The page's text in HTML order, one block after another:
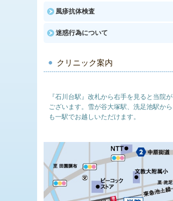
風疹抗体検査
迷惑行為について
クリニック案内
『石川台駅』改札から右手を見ると 当院が
ございます。 雪が谷大塚駅、洗足池駅から
も一駅でお越しいただけます。